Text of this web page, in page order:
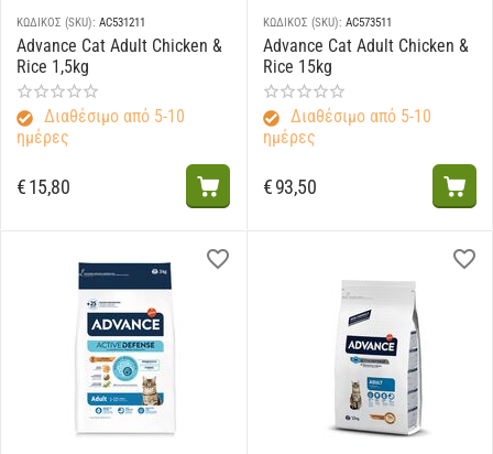
ΚΩΔΙΚΟΣ (SKU): AC531211
Advance Cat Adult Chicken &
Rice 1,5kg
Διαθέσιμο από 5-10
ημέρες
€15,80
ΚΩΔΙΚΟΣ (SKU): AC573511
Advance Cat Adult Chicken &
Rice 15kg
Διαθέσιμο από 5-10
ημέρες
€93,50